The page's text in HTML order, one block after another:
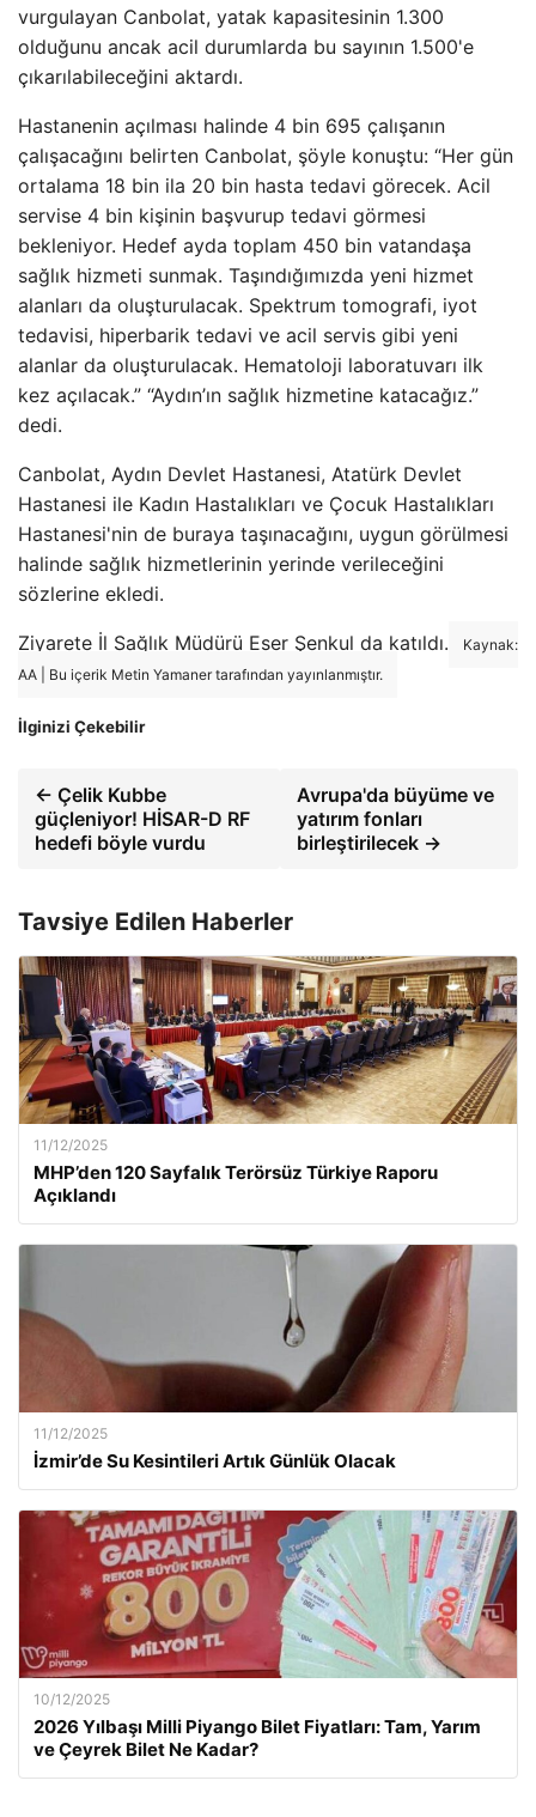
vurgulayan Canbolat, yatak kapasitesinin 1.300
olduğunu ancak acil durumlarda bu sayının 1.500'e
çıkarılabileceğini aktardı.
Hastanenin açılması halinde 4 bin 695 çalışanın
çalışacağını belirten Canbolat, şöyle konuştu: “Her gün
ortalama 18 bin ila 20 bin hasta tedavi görecek. Acil
servise 4 bin kişinin başvurup tedavi görmesi
bekleniyor. Hedef ayda toplam 450 bin vatandaşa
sağlık hizmeti sunmak. Taşındığımızda yeni hizmet
alanları da oluşturulacak. Spektrum tomografi, iyot
tedavisi, hiperbarik tedavi ve acil servis gibi yeni
alanlar da oluşturulacak. Hematoloji laboratuvarı ilk
kez açılacak.” “Aydın’ın sağlık hizmetine katacağız.”
dedi.
Canbolat, Aydın Devlet Hastanesi, Atatürk Devlet
Hastanesi ile Kadın Hastalıkları ve Çocuk Hastalıkları
Hastanesi'nin de buraya taşınacağını, uygun görülmesi
halinde sağlık hizmetlerinin yerinde verileceğini
sözlerine ekledi.
Ziyarete İl Sağlık Müdürü Eser Şenkul da katıldı.
Kaynak:
AA | Bu içerik Metin Yamaner tarafından yayınlanmıştır.
İlginizi Çekebilir
← Çelik Kubbe
güçleniyor! HİSAR-D RF
hedefi böyle vurdu
Avrupa'da büyüme ve
yatırım fonları
birleştirilecek →
Tavsiye Edilen Haberler
11/12/2025
MHP’den 120 Sayfalık Terörsüz Türkiye Raporu
Açıklandı
11/12/2025
İzmir’de Su Kesintileri Artık Günlük Olacak
10/12/2025
2026 Yılbaşı Milli Piyango Bilet Fiyatları: Tam, Yarım
ve Çeyrek Bilet Ne Kadar?